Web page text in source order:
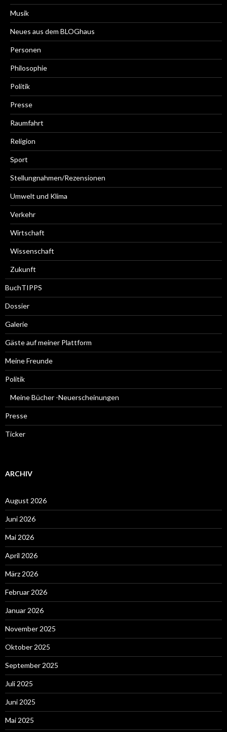
Musik
Neues aus dem BLOGhaus
Personen
Philosophie
Politik
Presse
Raumfahrt
Religion
Sport
Stellungnahmen/Rezensionen
Umwelt und Klima
Verkehr
Wirtschaft
Wissenschaft
Zukunft
BuchTIPPS
Dossier
Galerie
Gäste auf meiner Plattform
Meine Freunde
Politik
Meine Bücher -Neuerscheinungen
Presse
Ticker
ARCHIV
August 2026
Juni 2026
Mai 2026
April 2026
März 2026
Februar 2026
Januar 2026
November 2025
Oktober 2025
September 2025
Juli 2025
Juni 2025
Mai 2025